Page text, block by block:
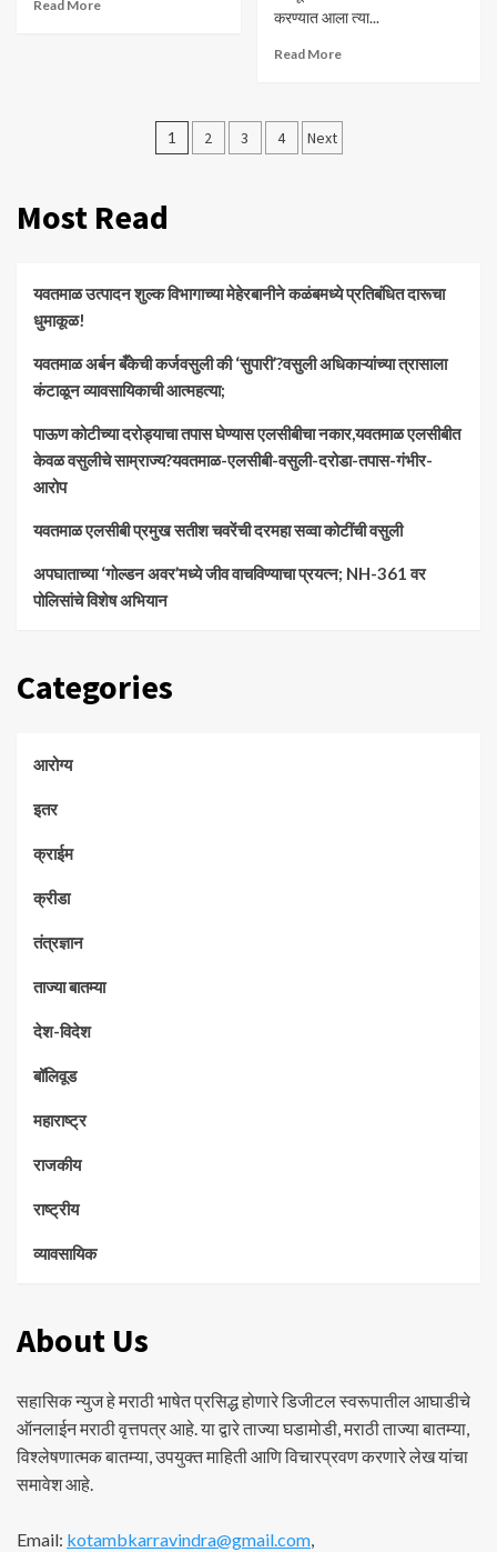
Read More
करण्यात आला त्या...
Read More
Posts
1 2 3 4 Next
Most Read
यवतमाळ उत्पादन शुल्क विभागाच्या मेहेरबानीने कळंबमध्ये प्रतिबंधित दारूचा
धुमाकूळ!
​यवतमाळ अर्बन बँकेची कर्जवसुली की ‘सुपारी’?वसुली अधिकाऱ्यांच्या त्रासाला
कंटाळून व्यावसायिकाची आत्महत्या;
पाऊण कोटीच्या दरोड्याचा तपास घेण्यास एलसीबीचा नकार,यवतमाळ एलसीबीत
केवळ वसुलीचे साम्राज्य?यवतमाळ-एलसीबी-वसुली-दरोडा-तपास-गंभीर-
आरोप
यवतमाळ एलसीबी प्रमुख सतीश चवरेंची दरमहा सव्वा कोटींची वसुली
अपघाताच्या ‘गोल्डन अवर’मध्ये जीव वाचविण्याचा प्रयत्न; NH-361 वर
पोलिसांचे विशेष अभियान
Categories
आरोग्य
इतर
क्राईम
क्रीडा
तंत्रज्ञान
ताज्या बातम्या
देश-विदेश
बॉलिवूड
महाराष्ट्र
राजकीय
राष्ट्रीय
व्यावसायिक
About Us
सहासिक न्युज हे मराठी भाषेत प्रसिद्ध होणारे डिजीटल स्वरूपातील आघाडीचे
ऑनलाईन मराठी वृत्तपत्र आहे. या द्वारे ताज्या घडामोडी, मराठी ताज्या बातम्या,
विश्लेषणात्मक बातम्या, उपयुक्त माहिती आणि विचारप्रवण करणारे लेख यांचा
समावेश आहे.
Email: kotambkarravindra@gmail.com,